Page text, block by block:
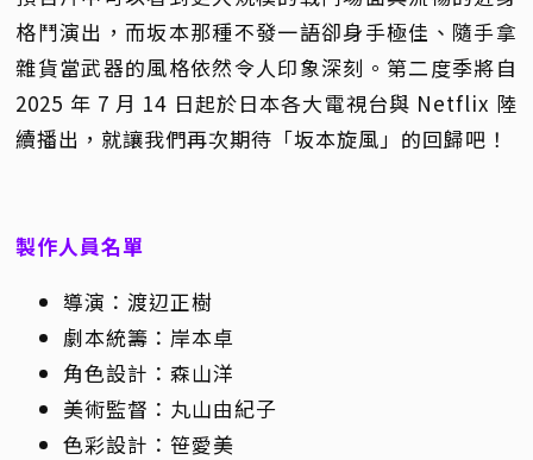
格鬥演出，而坂本那種不發一語卻身手極佳、隨手拿
雜貨當武器的風格依然令人印象深刻。第二度季將自
2025 年 7 月 14 日起於日本各大電視台與 Netflix 陸
續播出，就讓我們再次期待「坂本旋風」的回歸吧！
製作人員名單
導演：渡辺正樹
劇本統籌：岸本卓
角色設計：森山洋
美術監督：丸山由紀子
色彩設計：笹愛美